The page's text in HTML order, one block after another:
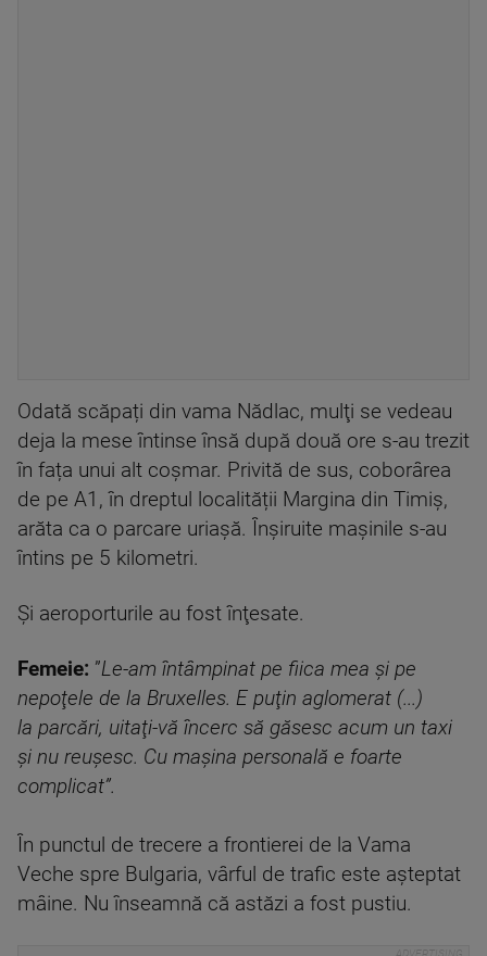
Odată scăpați din vama Nădlac, mulţi se vedeau
deja la mese întinse însă după două ore s-au trezit
în fața unui alt coșmar. Privită de sus, coborârea
de pe A1, în dreptul localității Margina din Timiș,
arăta ca o parcare uriaşă. Înşiruite maşinile s-au
întins pe 5 kilometri.
Şi aeroporturile au fost înţesate.
Femeie: ”Le-am întâmpinat pe fiica mea şi pe
nepoţele de la Bruxelles. E puţin aglomerat (...)
la parcări, uitaţi-vă încerc să găsesc acum un taxi
şi nu reuşesc. Cu maşina personală e foarte
complicat”.
În punctul de trecere a frontierei de la Vama
Veche spre Bulgaria, vârful de trafic este așteptat
mâine. Nu înseamnă că astăzi a fost pustiu.